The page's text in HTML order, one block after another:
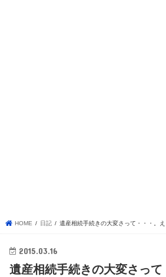
HOME 日記 遺産相続手続きの大変さって・・・。え
2015.03.16
遺産相続手続きの大変さっ